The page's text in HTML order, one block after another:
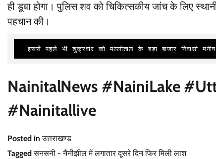
ही डूबा होगा। पुलिस शव को चिकित्सकीय जांच के लिए
पहचान की।
इससे पहले भी शुक्रवार को मल्लीताल के बड़ा बाजार निवासी
NainitalNews #NainiLake
#Nainitallive
Posted inउत्तराखण्ड
Taggedसनसनी - नैनीझील में लगातार दूसरे दिन फिर मिली लाश